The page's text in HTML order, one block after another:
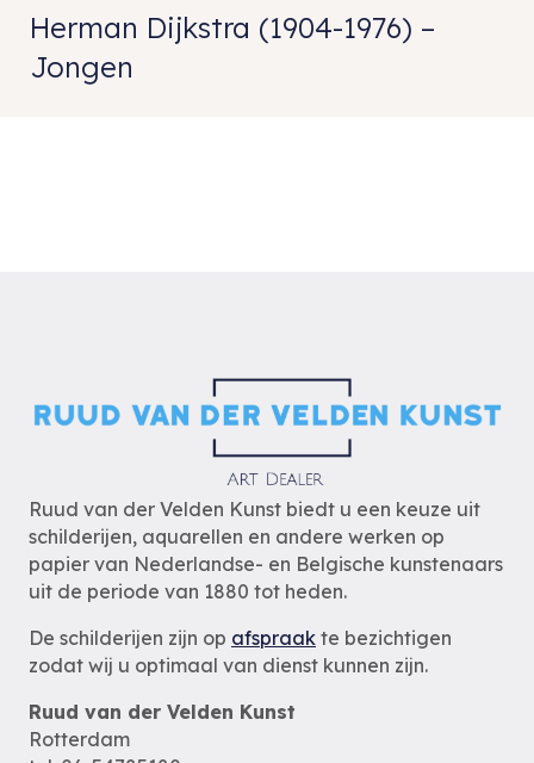
Herman Dijkstra (1904-1976) –
Jongen
Ruud van der Velden Kunst biedt u een keuze uit
schilderijen, aquarellen en andere werken op
papier van Nederlandse- en Belgische kunstenaars
uit de periode van 1880 tot heden.
De schilderijen zijn op afspraak te bezichtigen
zodat wij u optimaal van dienst kunnen zijn.
Ruud van der Velden Kunst
Rotterdam